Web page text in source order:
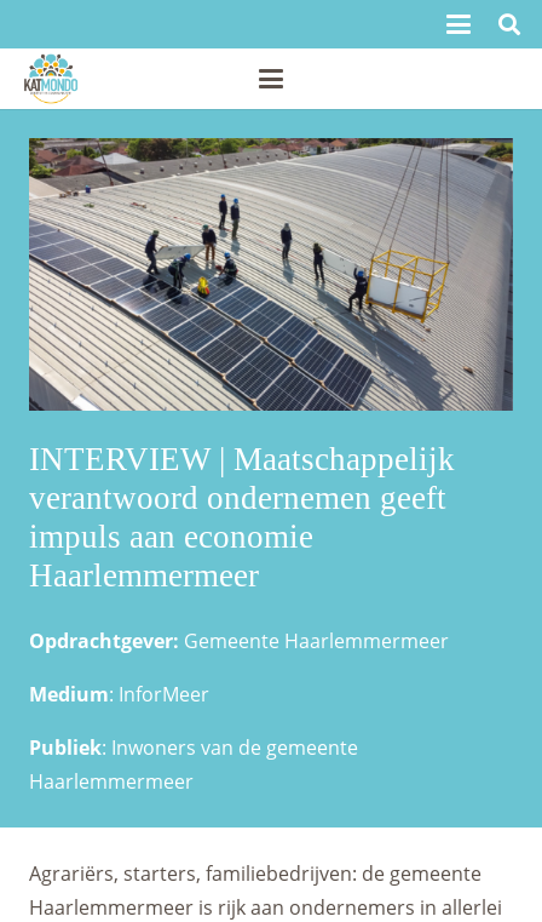
INTERVIEW | Maatschappelijk
verantwoord ondernemen geeft
impuls aan economie
Haarlemmermeer
Opdrachtgever: Gemeente Haarlemmermeer
Medium: InforMeer
Publiek: Inwoners van de gemeente
Haarlemmermeer
Agrariërs, starters, familiebedrijven: de gemeente
Haarlemmermeer is rijk aan ondernemers in allerlei